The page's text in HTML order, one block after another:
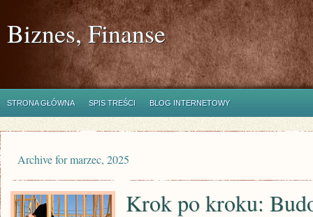
Biznes, Finanse
STRONA GŁÓWNA SPIS TREŚCI BLOG INTERNETOWY
Archive for marzec, 2025
Krok po kroku: